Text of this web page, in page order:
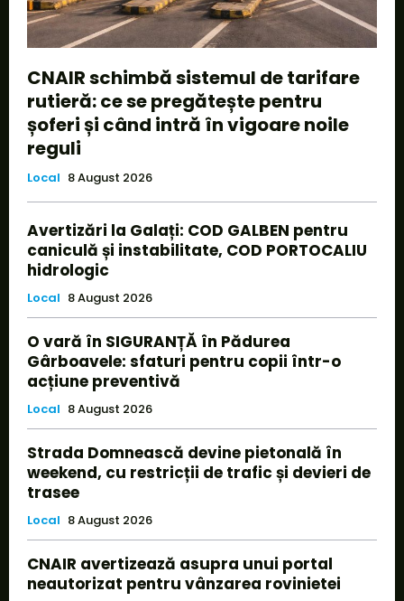
CNAIR schimbă sistemul de tarifare
rutieră: ce se pregătește pentru
șoferi și când intră în vigoare noile
reguli
Local 8 August 2026
Avertizări la Galați: COD GALBEN pentru
caniculă și instabilitate, COD PORTOCALIU
hidrologic
Local 8 August 2026
O vară în SIGURANȚĂ în Pădurea
Gârboavele: sfaturi pentru copii într-o
acțiune preventivă
Local 8 August 2026
Strada Domnească devine pietonală în
weekend, cu restricții de trafic și devieri de
trasee
Local 8 August 2026
CNAIR avertizează asupra unui portal
neautorizat pentru vânzarea rovinietei